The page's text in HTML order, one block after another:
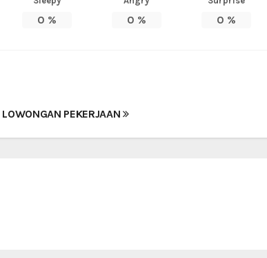
0 % 0 % 0 %
LOWONGAN PEKERJAAN